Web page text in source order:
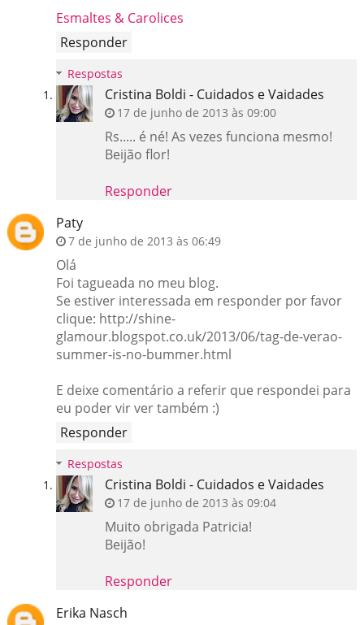
Esmaltes & Carolices
Responder
Respostas
Cristina Boldi - Cuidados e Vaidades
17 de junho de 2013 às 09:00
Rs..... é né! As vezes funciona mesmo!
Beijão flor!
Responder
Paty
7 de junho de 2013 às 06:49
Olá
Foi tagueada no meu blog.
Se estiver interessada em responder por favor
clique: http://shine-
glamour.blogspot.co.uk/2013/06/tag-de-verao-
summer-is-no-bummer.html
E deixe comentário a referir que respondei para
eu poder vir ver também :)
Responder
Respostas
Cristina Boldi - Cuidados e Vaidades
17 de junho de 2013 às 09:04
Muito obrigada Patricia!
Beijão!
Responder
Erika Nasch